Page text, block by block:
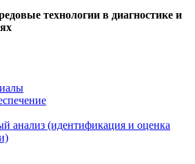
технологии в диагностике и
анализ (идентификация и оценка